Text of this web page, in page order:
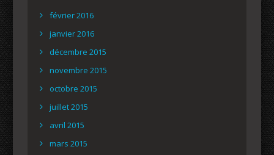
février 2016
janvier 2016
décembre 2015
novembre 2015
octobre 2015
juillet 2015
avril 2015
mars 2015